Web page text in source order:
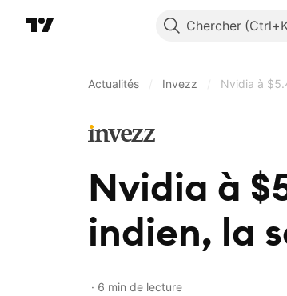
Chercher
Actualités Invezz Nvidia à
Nvidia à
indien, la
6 min de lecture